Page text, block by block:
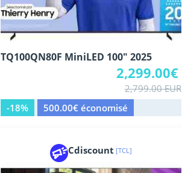
TQ100QN80F MiniLED 100" 2025
2,299.00€
2,799.00 EUR
-18%
500.00€ économisé
Cdiscount [TCL]